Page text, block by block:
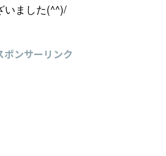
いました(^^)/
ポンサーリンク